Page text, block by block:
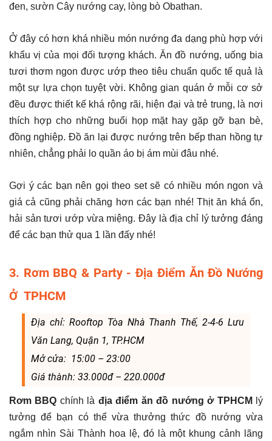
đen, sườn Cây nướng cay, lòng bò Obathan.
Ở đây có hơn khá nhiều món nướng đa dạng phù hợp với
khẩu vị của mọi đối tượng khách. Ăn đồ nướng, uống bia
tươi thơm ngon được ướp theo tiêu chuẩn quốc tế quả là
một sự lựa chọn tuyệt vời. Không gian quán ở mỗi cơ sở
đều được thiết kế khá rộng rãi, hiện đại và trẻ trung, là nơi
thích hợp cho những buổi họp mặt hay gặp gỡ bạn bè,
đồng nghiệp. Đồ ăn lại được nướng trên bếp than hồng tự
nhiên, chẳng phải lo quần áo bị ám mùi đâu nhé.
Gợi ý các bạn nên gọi theo set sẽ có nhiều món ngon và
giá cả cũng phải chăng hơn các bạn nhé! Thịt ăn khá ổn,
hải sản tươi ướp vừa miệng. Đây là địa chỉ lý tưởng đáng
để các bạn thử qua 1 lần đấy nhé!
3. Rơm BBQ & Party - Địa Điểm Ăn Đồ Nướng
Ở TPHCM
Địa chỉ: Rooftop Tòa Nhà Thanh Thế, 2-4-6 Lưu
Văn Lang, Quận 1, TP.HCM
Mở cửa: 15:00 – 23:00
Giá thành: 33.000đ – 220.000đ
Rơm BBQ chính là địa điểm ăn đồ nướng ở TPHCM lý
tưởng để bạn có thể vừa thưởng thức đồ nướng vừa
ngắm nhìn Sài Thành hoa lệ, đó là một khung cảnh lãng